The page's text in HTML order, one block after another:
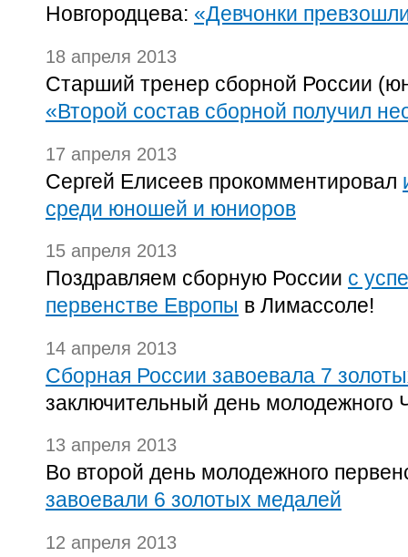
Новгородцева: «Девчонки
18 апреля 2013
Старший тренер сборной России
«Второй состав сборной получил
17 апреля 2013
Сергей Елисеев прокомментировал
среди юношей и юниоров
15 апреля 2013
Поздравляем сборную России с
первенстве Европы в Лимассоле!
14 апреля 2013
Сборная России завоевала 7
заключительный день молодежного
13 апреля 2013
Во второй день молодежного
завоевали 6 золотых медалей
12 апреля 2013